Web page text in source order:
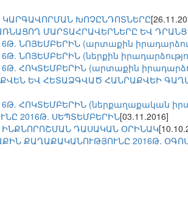
ԽՈՉԸՆԴՈՏՆԵՐԸ
ՄԱՐՏԱՀՐԱՎԵՐՆԵՐԸ ԵՎ
ՆՈՅԵՄԲԵՐԻՆ (արտաքին
ՆՈՅԵՄԲԵՐԻՆ (ներքին
ՀՈԿՏԵՄԲԵՐԻՆ (արտաքին
ԵՎ ՀԵՏԱՁԳՎԱԾ ՀԱՆՐԱՔՎԵԻ
ՀՈԿՏԵՄԲԵՐԻՆ (ներքաղաքական
2016Թ. ՍԵՊՏԵՄԲԵՐԻՆ[03.11.2016]
ԴԱՍԱԿԱՆ ՕՐԻՆԱԿ
ՔԱՂԱՔԱԿԱՆՈՒԹՅՈՒՆԸ 2016Թ.